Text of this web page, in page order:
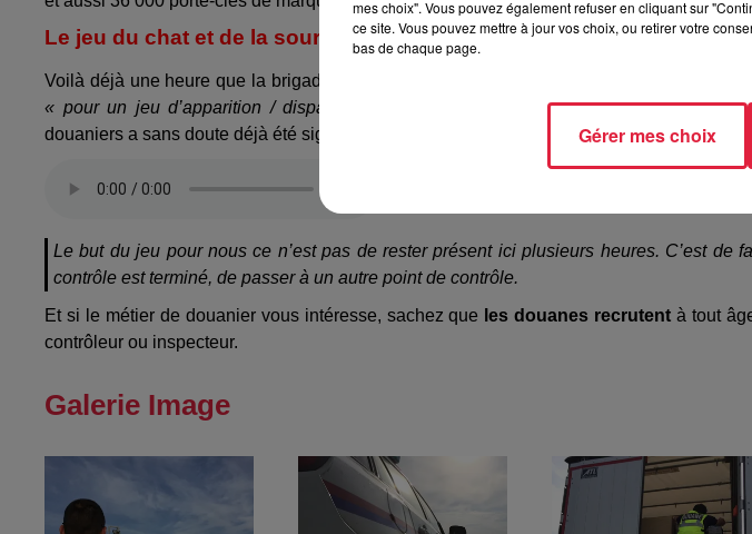
Le jeu du chat et de la souris
Voilà déjà une heure que la brigade de Saverne est au péage de Schwindratzheim.
« pour un jeu d’apparition / disparition »
. Sur les réseaux sociaux, les informations
douaniers a sans doute déjà été signalée.
Le but du jeu pour nous ce n’est pas de rester présent ici plusieurs heures. C’est de
contrôle est terminé, de passer à un autre point de contrôle.
Et si le métier de douanier vous intéresse, sachez que les douanes recrutent à tout
contrôleur ou inspecteur.
Galerie Image
mes choix". Vous pouvez également refuser en cliquant sur
ce site. Vous pouvez mettre à jour vos choix, ou retirer votre
bas de chaque page.
Gérer mes choix